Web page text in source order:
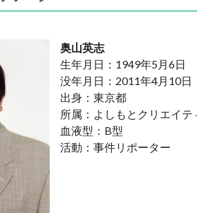
奥山英志
生年月日：1949年5月6日
没年月日：2011年4月10日
出身：東京都
所属：よしもとクリエイ
血液型：B型
活動：事件リポーター